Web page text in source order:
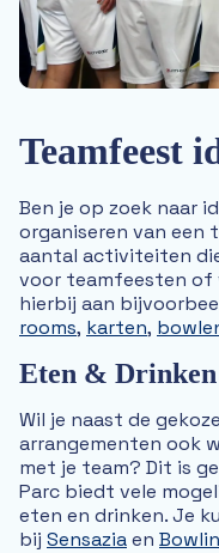
Teamfeest
Ben je op zoek naar
organiseren van een
aantal activiteiten
voor teamfeesten of
hierbij aan
rooms, karten,
Eten & Drinken
Wil je naast de
arrangementen ook
met je team? Dit is
Parc biedt vele
eten en drinken. Je
bij Sensaziaen